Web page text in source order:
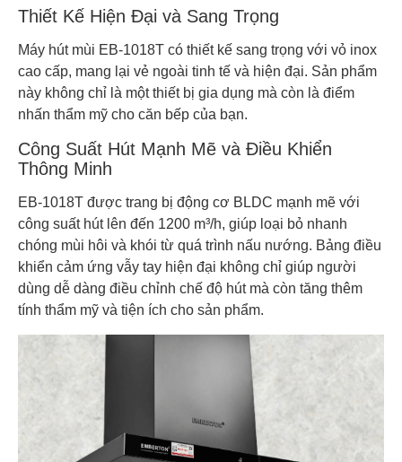
Thiết Kế Hiện Đại và Sang Trọng
Máy hút mùi EB-1018T có thiết kế sang trọng với vỏ inox
cao cấp, mang lại vẻ ngoài tinh tế và hiện đại. Sản phẩm
này không chỉ là một thiết bị gia dụng mà còn là điểm
nhấn thẩm mỹ cho căn bếp của bạn.
Công Suất Hút Mạnh Mẽ và Điều Khiển
Thông Minh
EB-1018T được trang bị động cơ BLDC mạnh mẽ với
công suất hút lên đến 1200 m³/h, giúp loại bỏ nhanh
chóng mùi hôi và khói từ quá trình nấu nướng. Bảng điều
khiển cảm ứng vẫy tay hiện đại không chỉ giúp người
dùng dễ dàng điều chỉnh chế độ hút mà còn tăng thêm
tính thẩm mỹ và tiện ích cho sản phẩm.